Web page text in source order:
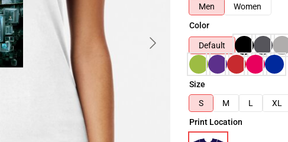
Men
Women
Color
Default
Size
S
M L XL
Print Location